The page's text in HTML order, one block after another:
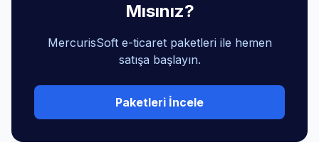
Mısınız?
MercurisSoft e-ticaret paketleri ile hemen
satışa başlayın.
Paketleri İncele